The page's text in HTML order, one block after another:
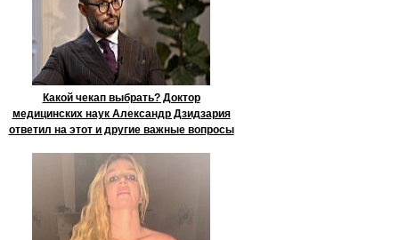
Какой чекап выбрать? Доктор
медицинских наук Александр Дзидзария
ответил на этот и другие важные вопросы